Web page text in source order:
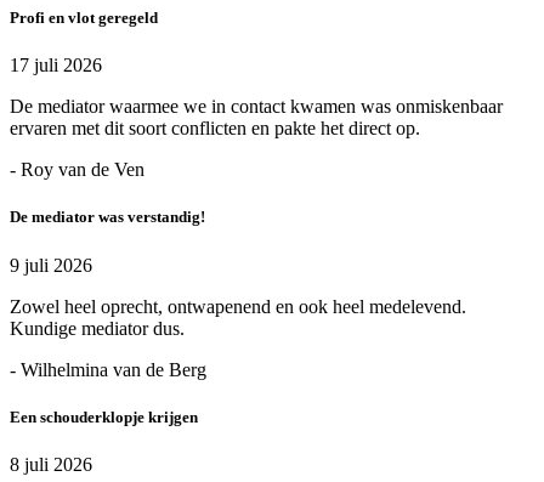
Profi en vlot geregeld
17 juli 2026
De mediator waarmee we in contact kwamen was onmiskenbaar
ervaren met dit soort conflicten en pakte het direct op.
- Roy van de Ven
De mediator was verstandig!
9 juli 2026
Zowel heel oprecht, ontwapenend en ook heel medelevend.
Kundige mediator dus.
- Wilhelmina van de Berg
Een schouderklopje krijgen
8 juli 2026